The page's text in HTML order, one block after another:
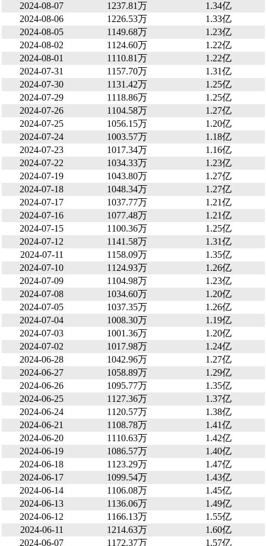
2024-08-07
1237.81万
1.34亿
2024-08-06
1226.53万
1.33亿
2024-08-05
1149.68万
1.23亿
2024-08-02
1124.60万
1.22亿
2024-08-01
1110.81万
1.22亿
2024-07-31
1157.70万
1.31亿
2024-07-30
1131.42万
1.25亿
2024-07-29
1118.86万
1.25亿
2024-07-26
1104.58万
1.27亿
2024-07-25
1056.15万
1.20亿
2024-07-24
1003.57万
1.18亿
2024-07-23
1017.34万
1.16亿
2024-07-22
1034.33万
1.23亿
2024-07-19
1043.80万
1.27亿
2024-07-18
1048.34万
1.27亿
2024-07-17
1037.77万
1.21亿
2024-07-16
1077.48万
1.21亿
2024-07-15
1100.36万
1.25亿
2024-07-12
1141.58万
1.31亿
2024-07-11
1158.09万
1.35亿
2024-07-10
1124.93万
1.26亿
2024-07-09
1104.98万
1.23亿
2024-07-08
1034.60万
1.20亿
2024-07-05
1037.35万
1.26亿
2024-07-04
1008.30万
1.19亿
2024-07-03
1001.36万
1.20亿
2024-07-02
1017.98万
1.24亿
2024-06-28
1042.96万
1.27亿
2024-06-27
1058.89万
1.29亿
2024-06-26
1095.77万
1.35亿
2024-06-25
1127.36万
1.37亿
2024-06-24
1120.57万
1.38亿
2024-06-21
1108.78万
1.41亿
2024-06-20
1110.63万
1.42亿
2024-06-19
1086.57万
1.40亿
2024-06-18
1123.29万
1.47亿
2024-06-17
1099.54万
1.43亿
2024-06-14
1106.08万
1.45亿
2024-06-13
1136.06万
1.49亿
2024-06-12
1166.13万
1.55亿
2024-06-11
1214.63万
1.60亿
2024-06-07
1172.37万 1.57亿